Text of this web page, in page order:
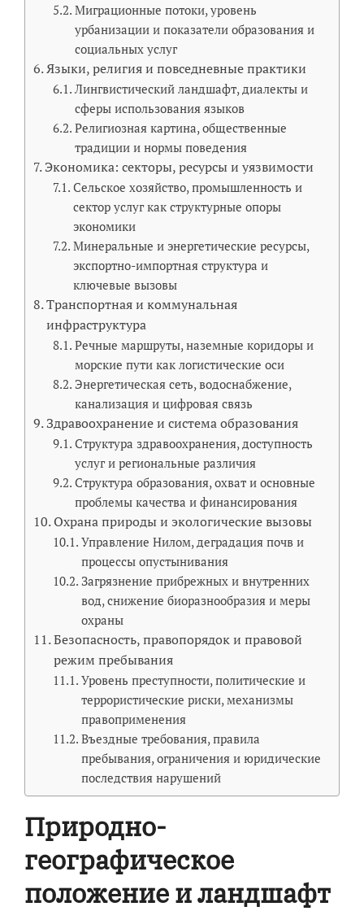
Миграционные потоки, уровень
урбанизации и показатели образования и
социальных услуг
Языки, религия и повседневные практики
Лингвистический ландшафт, диалекты и
сферы использования языков
Религиозная картина, общественные
традиции и нормы поведения
Экономика: секторы, ресурсы и уязвимости
Сельское хозяйство, промышленность и
сектор услуг как структурные опоры
экономики
Минеральные и энергетические ресурсы,
экспортно-импортная структура и
ключевые вызовы
Транспортная и коммунальная
инфраструктура
Речные маршруты, наземные коридоры и
морские пути как логистические оси
Энергетическая сеть, водоснабжение,
канализация и цифровая связь
Здравоохранение и система образования
Структура здравоохранения, доступность
услуг и региональные различия
Структура образования, охват и основные
проблемы качества и финансирования
Охрана природы и экологические вызовы
Управление Нилом, деградация почв и
процессы опустынивания
Загрязнение прибрежных и внутренних
вод, снижение биоразнообразия и меры
охраны
Безопасность, правопорядок и правовой
режим пребывания
Уровень преступности, политические и
террористические риски, механизмы
правоприменения
Въездные требования, правила
пребывания, ограничения и юридические
последствия нарушений
Природно-
географическое
положение и ландшафт